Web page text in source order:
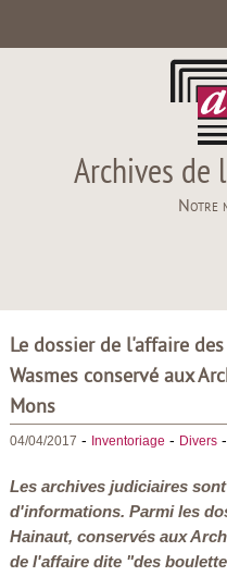
Archives de
Notre
Le dossier de l'affaire
Wasmes conservé aux
Mons
04/04/2017 - Inventoriage - Divers-
Les archives judiciaires
d'informations. Parmi les
Hainaut, conservés aux
de l'affaire dite "des